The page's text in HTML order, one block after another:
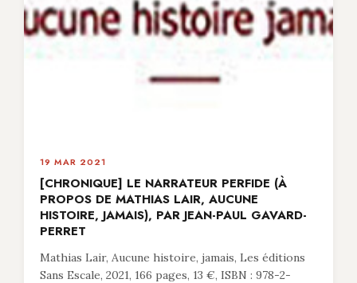
19 MAR 2021
[CHRONIQUE] LE NARRATEUR PERFIDE (À
PROPOS DE MATHIAS LAIR, AUCUNE
HISTOIRE, JAMAIS), PAR JEAN-PAUL GAVARD-
PERRET
Mathias Lair, Aucune histoire, jamais, Les éditions
Sans Escale, 2021, 166 pages, 13 €, ISBN : 978-2-